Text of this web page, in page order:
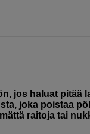
jos haluat pitää
joka poistaa
raitoja tai